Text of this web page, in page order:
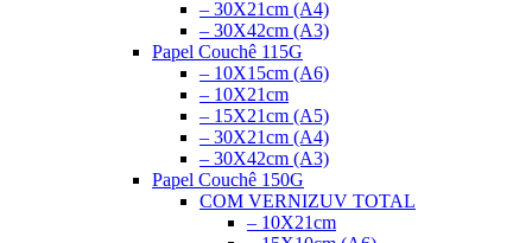
– 30X21cm (A4)
– 30X42cm (A3)
Papel Couchê 115G
– 10X15cm (A6)
– 10X21cm
– 15X21cm (A5)
– 30X21cm (A4)
– 30X42cm (A3)
Papel Couchê 150G
COM VERNIZUV TOTAL
– 10X21cm